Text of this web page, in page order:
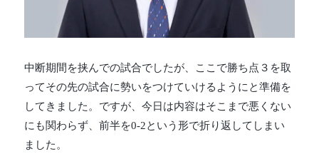
中断期間を挟んでの試合でしたが、ここで勝ち点３を取
ってその先の試合に勢いをつけていけるようにと準備を
してきました。ですが、今日は内容はそこまで悪くない
にも関わらず、前半を0-2という形で折り返してしまい
ました。